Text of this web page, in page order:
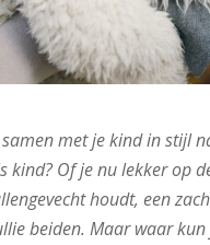
met je kind in stijl
Of je nu lekker op
houdt, een
beiden. Maar waar